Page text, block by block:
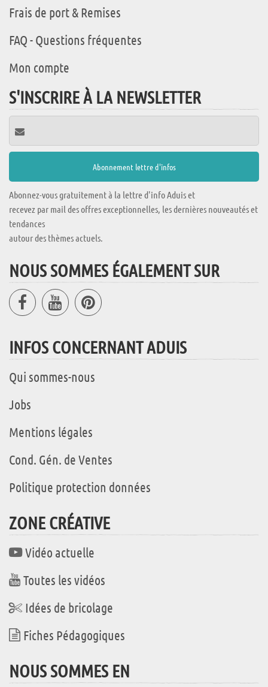
Frais de port & Remises
FAQ - Questions fréquentes
Mon compte
S'INSCRIRE À LA NEWSLETTER
Abonnez-vous gratuitement à la lettre d'info Aduis et
recevez par mail des offres exceptionnelles, les dernières nouveautés et
tendances
autour des thèmes actuels.
NOUS SOMMES ÉGALEMENT SUR
INFOS CONCERNANT ADUIS
Qui sommes-nous
Jobs
Mentions légales
Cond. Gén. de Ventes
Politique protection données
ZONE CRÉATIVE
Vidéo actuelle
Toutes les vidéos
Idées de bricolage
Fiches Pédagogiques
NOUS SOMMES EN